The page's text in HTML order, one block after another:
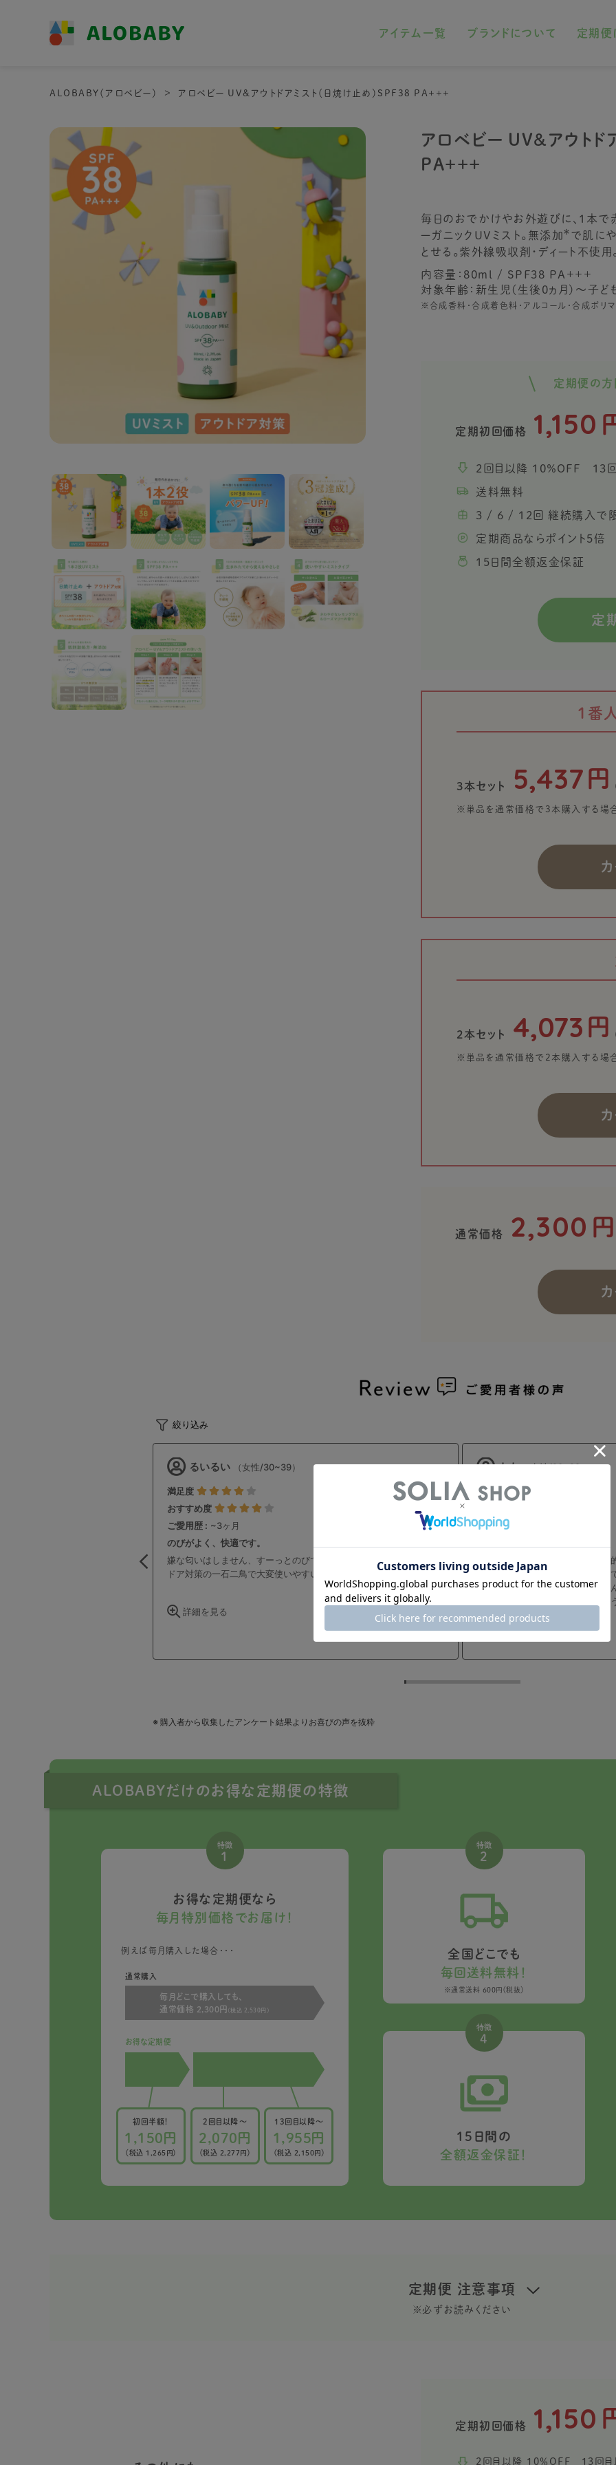
アイテム一覧 ブランドについて 定期便
ALOBABY（アロベビー） アロベビー UV&アウトドアミスト（日焼け止め）SPF38 PA+++
アロベビー UV&アウトド
PA+++
毎日のおでかけやお外遊びに、1本で
ーガニックUVミスト。無添加＊ で肌に
とせる。紫外線吸収剤・ディート不使用
内容量：80ml / SPF38 PA+++
対象年齢：新生児(生後0ヵ月)～子ど
※合成香料・合成着色料・アルコール・合成ポリ
定期便の方
定期初回価格 1,150
2回目以降 10％OFF 13
送料無料
3 / 6 / 12回 継続購入で
定期商品ならポイント5倍
15日間全額返金保証
定
1番
3本セット 5,437 円
※単品を通常価格で3本購入する場
2本セット 4,073 円
※単品を通常価格で2本購入する場
通常価格 2,300 円
ALOBABYだけのお得な定期便の特徴
特徴
1
お得な定期便なら
毎月特別価格でお届け！
例えば毎月購入した場合・・・
通常購入
毎月どこで購入しても、
通常価格 2,300円
(税込 2,530円)
お得な定期便
初回半額！
1,150円
（税込 1,265円）
2回目以降〜
2,070円
（税込 2,277円）
13回目以降〜
1,955円
（税込 2,150円）
特徴
2
全国どこでも
毎回送料無料！
※通常送料 600円（税抜）
特徴
4
15日間の
全額返金保証！
定期便 注意事項
※必ずお読みください
定期初回価格 1,150
2回目以降 10％OFF 13回目